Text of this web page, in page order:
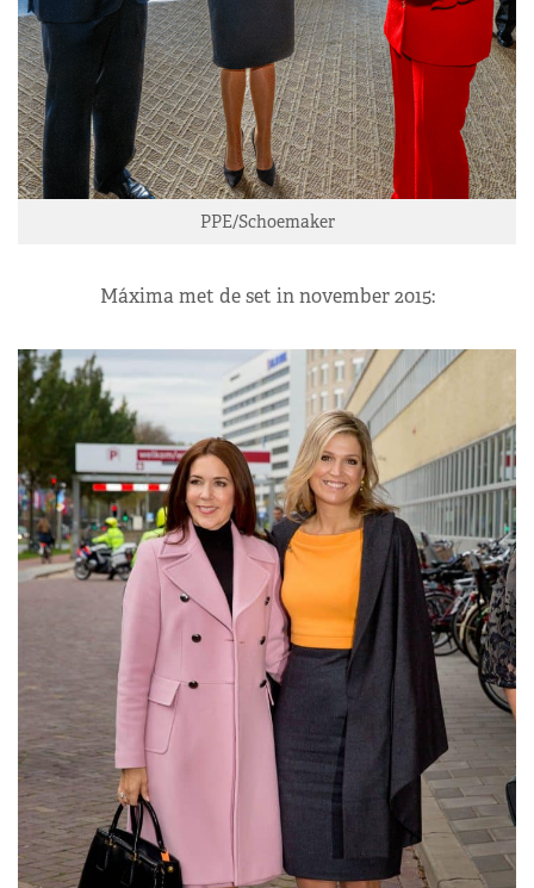
PPE/Schoemaker
Máxima met de set in november 2015: